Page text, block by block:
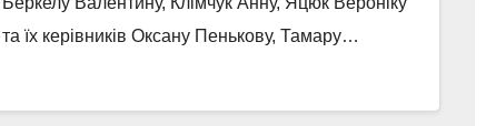
та їх керівників Оксану Пенькову, Тамару…